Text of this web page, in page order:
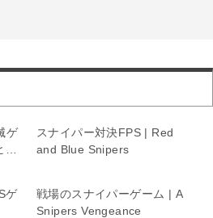
ゲ
スナイパー対決FPS | Red
and Blue Snipers
ゲ
戦場のスナイパーゲーム | A
Snipers Vengeance